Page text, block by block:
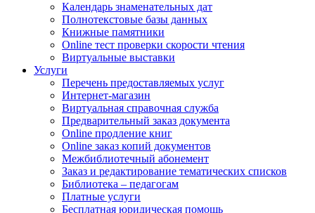
Календарь знаменательных дат
Полнотекстовые базы данных
Книжные памятники
Online тест проверки скорости чтения
Виртуальные выставки
Услуги
Перечень предоставляемых услуг
Интернет-магазин
Виртуальная справочная служба
Предварительный заказ документа
Online продление книг
Online заказ копий документов
Межбиблиотечный абонемент
Заказ и редактирование тематических списков
Библиотека – педагогам
Платные услуги
Бесплатная юридическая помощь